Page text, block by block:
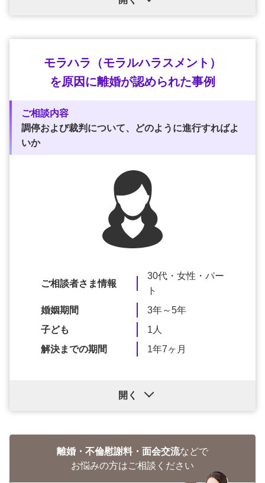
モラハラ（モラルハラスメント）
を原因に離婚が認められた事例
ご相談内容
調停および裁判について、どのように進行すればよ
いか
ご相談者さま情報
30代・女性・パー
ト
婚姻期間
3年～5年
子ども
1人
解決までの期間
1年7ヶ月
開く
離婚・不倫慰謝料・面会交流などで
お悩みの方はご相談ください